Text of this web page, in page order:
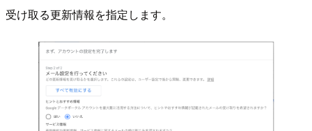
受け取る更新情報を指定します。